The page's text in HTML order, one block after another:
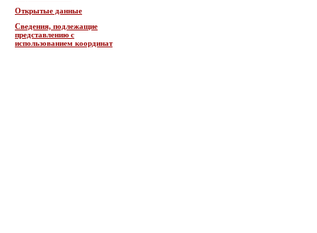
Открытые данные
Сведения, подлежащие
представлению с
использованием координат